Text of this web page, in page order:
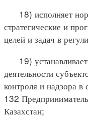
18) исполняет
стратегические и
целей и задач в
19) устанавливает
деятельности
контроля и надзора в
132
Казахстан;